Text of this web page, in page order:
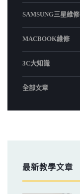
SAMSUNG三星維修
MACBOOK維修
3C大知識
全部文章
最新教學文章